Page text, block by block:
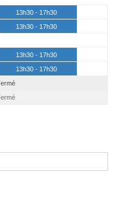
13h30 - 17h30
13h30 - 17h30
13h30 - 17h30
13h30 - 17h30